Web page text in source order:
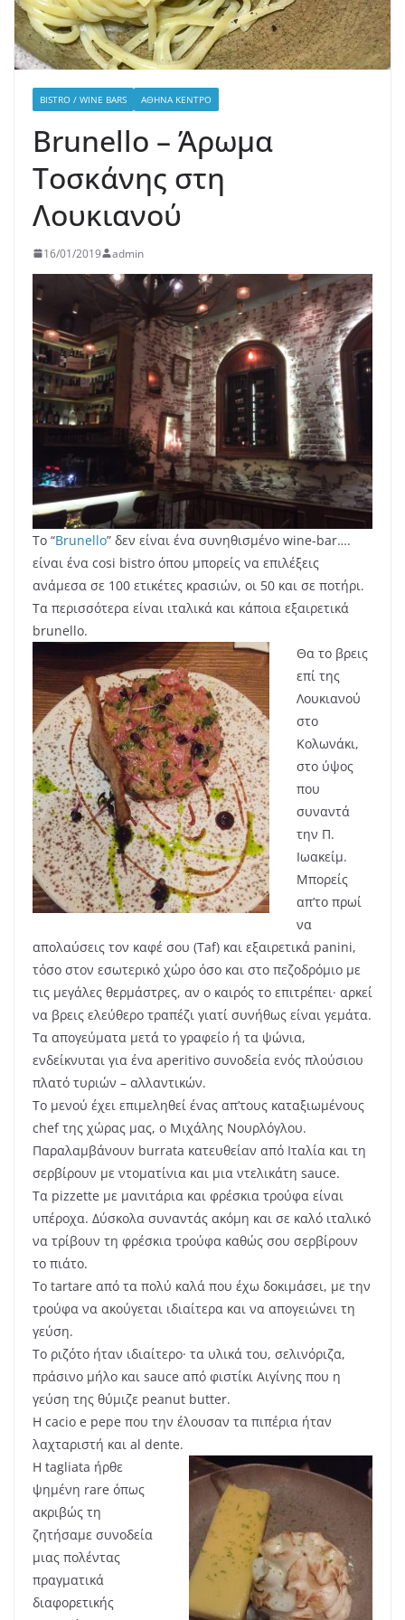
BISTRO / WINE BARS ΑΘΉΝΑ ΚΈΝΤΡΟ
Brunello – Άρωμα
Τοσκάνης στη
Λουκιανού
16/01/2019 admin
Το “Brunello” δεν είναι ένα συνηθισμένο wine-bar….
είναι ένα cosi bistro όπου μπορείς να επιλέξεις
ανάμεσα σε 100 ετικέτες κρασιών, οι 50 και σε ποτήρι.
Τα περισσότερα είναι ιταλικά και κάποια εξαιρετικά
brunello.
Θα το βρεις
επί της
Λουκιανού
στο
Κολωνάκι,
στο ύψος
που
συναντά
την Π.
Ιωακείμ.
Μπορείς
απ’το πρωί
να
απολαύσεις τον καφέ σου (Taf) και εξαιρετικά panini,
τόσο στον εσωτερικό χώρο όσο και στο πεζοδρόμιο με
τις μεγάλες θερμάστρες, αν ο καιρός το επιτρέπει· αρκεί
να βρεις ελεύθερο τραπέζι γιατί συνήθως είναι γεμάτα.
Τα απογεύματα μετά το γραφείο ή τα ψώνια,
ενδείκνυται για ένα aperitivo συνοδεία ενός πλούσιου
πλατό τυριών – αλλαντικών.
Το μενού έχει επιμεληθεί ένας απ’τους καταξιωμένους
chef της χώρας μας, ο Μιχάλης Νουρλόγλου.
Παραλαμβάνουν burrata κατευθείαν από Ιταλία και τη
σερβίρουν με ντοματίνια και μια ντελικάτη sauce.
Τα pizzette με μανιτάρια και φρέσκια τρούφα είναι
υπέροχα. Δύσκολα συναντάς ακόμη και σε καλό ιταλικό
να τρίβουν τη φρέσκια τρούφα καθώς σου σερβίρουν
το πιάτο.
Το tartare από τα πολύ καλά που έχω δοκιμάσει, με την
τρούφα να ακούγεται ιδιαίτερα και να απογειώνει τη
γεύση.
Το ριζότο ήταν ιδιαίτερο· τα υλικά του, σελινόριζα,
πράσινο μήλο και sauce από φιστίκι Αιγίνης που η
γεύση της θύμιζε peanut butter.
Η cacio e pepe που την έλουσαν τα πιπέρια ήταν
λαχταριστή και al dente.
H tagliata ήρθε
ψημένη rare όπως
ακριβώς τη
ζητήσαμε συνοδεία
μιας πολέντας
πραγματικά
διαφορετικής